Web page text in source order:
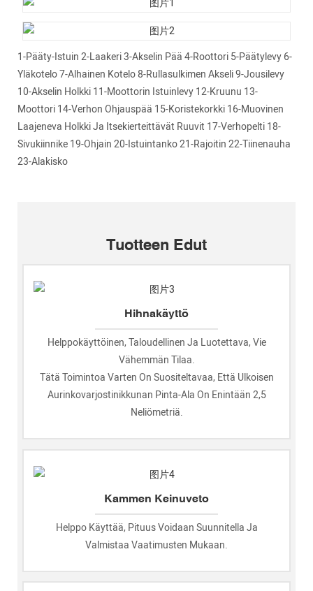
1-Pääty-Istuin 2-Laakeri 3-Akselin Pää 4-Roottori 5-Päätylevy 6-
Yläkotelo 7-Alhainen Kotelo 8-Rullasulkimen Akseli 9-Jousilevy
10-Akselin Holkki 11-Moottorin Istuinlevy 12-Kruunu 13-
Moottori 14-Verhon Ohjauspää 15-Koristekorkki 16-Muovinen
Laajeneva Holkki Ja Itsekierteittävät Ruuvit 17-Verhopelti 18-
Sivukiinnike 19-Ohjain 20-Istuintanko 21-Rajoitin 22-Tiinenauha
23-Alakisko
Tuotteen Edut
Hihnakäyttö
Helppokäyttöinen, Taloudellinen Ja Luotettava, Vie
Vähemmän Tilaa.
Tätä Toimintoa Varten On Suositeltavaa, Että Ulkoisen
Aurinkovarjostinikkunan Pinta-Ala On Enintään 2,5
Neliömetriä.
Kammen Keinuveto
Helppo Käyttää, Pituus Voidaan Suunnitella Ja
Valmistaa Vaatimusten Mukaan.